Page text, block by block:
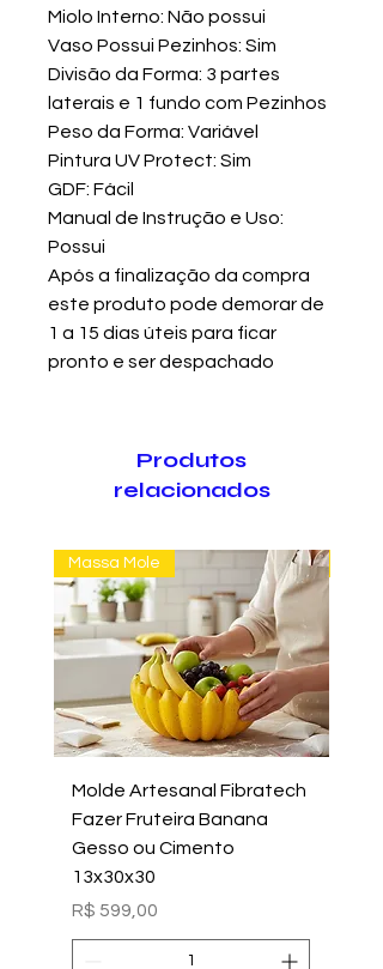
Miolo Interno: Não possui
Vaso Possui Pezinhos: Sim
Divisão da Forma: 3 partes
laterais e 1 fundo com Pezinhos
Peso da Forma: Variável
Pintura UV Protect: Sim
GDF: Fácil
Manual de Instrução e Uso:
Possui
Após a finalização da compra
este produto pode demorar de
1 a 15 dias úteis para ficar
pronto e ser despachado
Produtos
relacionados
Massa Mole
Molde Artesanal Fibratech
Fazer Fruteira Banana
Gesso ou Cimento
13x30x30
Preço
R$ 599,00